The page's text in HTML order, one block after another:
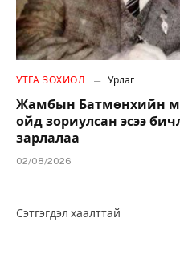
УТГА ЗОХИОЛ Урлаг
Жамбын Батмөнхийн
ойд зориулсан эсээ
зарлалаа
02/08/2026
Сэтгэгдэл хаалттай